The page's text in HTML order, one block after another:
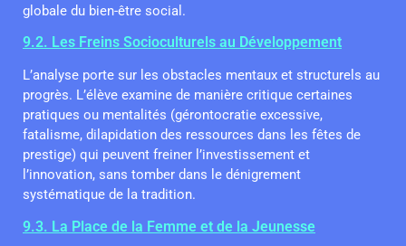
globale du bien-être social.
9.2. Les Freins Socioculturels au Développement
L’analyse porte sur les obstacles mentaux et structurels au
progrès. L’élève examine de manière critique certaines
pratiques ou mentalités (gérontocratie excessive,
fatalisme, dilapidation des ressources dans les fêtes de
prestige) qui peuvent freiner l’investissement et
l’innovation, sans tomber dans le dénigrement
systématique de la tradition.
9.3. La Place de la Femme et de la Jeunesse